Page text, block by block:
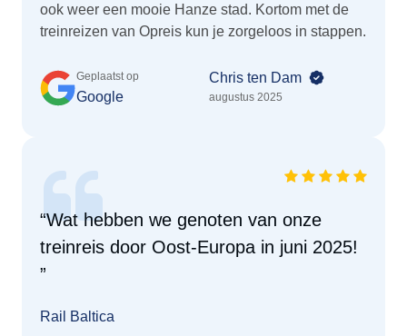
ook weer een mooie Hanze stad. Kortom met de
treinreizen van Opreis kun je zorgeloos in stappen.
Geplaatst op
Google
Chris ten Dam
augustus 2025
“Wat hebben we genoten van onze
treinreis door Oost-Europa in juni 2025!
”
Rail Baltica